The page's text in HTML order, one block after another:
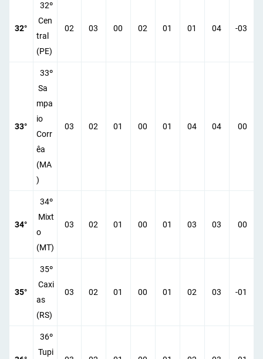
32°
32º
Cen
tral
(PE)
02 03 00 02 01 01 04 -03
33°
33º
Sa
mpa
io
Corr
êa
(MA
)
03 02 01 00 01 04 04 00
34°
34º
Mixt
o
(MT)
03 02 01 00 01 03 03 00
35°
35º
Caxi
as
(RS)
03 02 01 00 01 02 03 -01
36º
Tupi